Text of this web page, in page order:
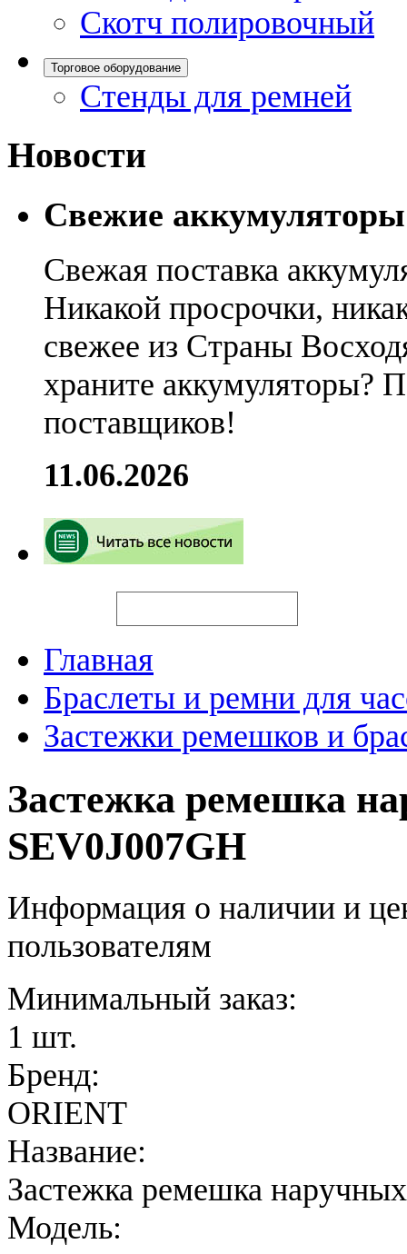
Скотч полировочный
Торговое оборудование
Стенды для ремней
Новости
Свежие
Свежая поставка
Никакой просрочки,
свежее из Страны
храните аккумуляторы?
поставщиков!
11.06.2026
Главная
Браслеты и ремни для
Застежки ремешков и
Застежка ремешка
SEV0J007GH
Информация о наличии и
пользователям
Минимальный заказ:
1 шт.
Бренд:
ORIENT
Название:
Застежка ремешка
Модель: